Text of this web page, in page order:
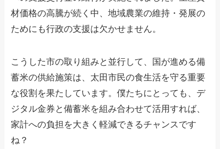
材価格の高騰が続く中、地域農業の維持・発展の
ためにも行政の支援は欠かせません。
こうした市の取り組みと並行して、国が進める備
蓄米の供給施策は、太田市民の食生活を守る重要
な役割を果たしています。僕たちにとっても、デ
ジタル金券と備蓄米を組み合わせて活用すれば、
家計への負担を大きく軽減できるチャンスです
ね？